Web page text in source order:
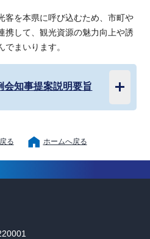
客を本県に呼び込むため、市町や
携して、観光資源の魅力向上や誘
まいります。
会知事提案説明要旨
る ホームへ戻る